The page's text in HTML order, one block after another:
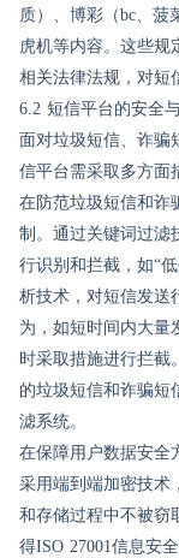
质）、博彩（bc、菠
虎机等内容。这些规
相关法律法规，对短
6.2 短信平台的安全
面对垃圾短信、诈骗
信平台需采取多方面
在防范垃圾短信和诈
制。通过关键词过滤
行识别和拦截，如“
析技术，对短信发送
为，如短时间内大量
时采取措施进行拦截
的垃圾短信和诈骗短
滤系统。
在保障用户数据安全
采用端到端加密技术
和存储过程中不被窃
得ISO 27001信息安